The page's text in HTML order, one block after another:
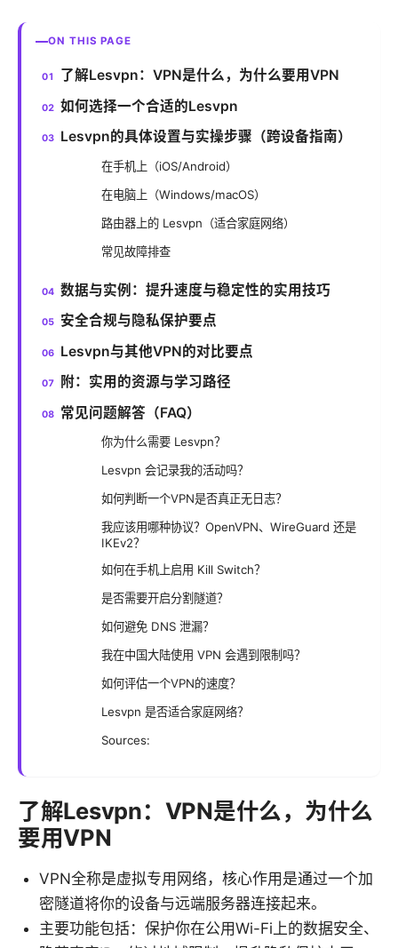
ON THIS PAGE
了解Lesvpn：VPN是什么，为什么要用VPN
如何选择一个合适的Lesvpn
Lesvpn的具体设置与实操步骤（跨设备指南）
在手机上（iOS/Android）
在电脑上（Windows/macOS）
路由器上的 Lesvpn（适合家庭网络）
常见故障排查
数据与实例：提升速度与稳定性的实用技巧
安全合规与隐私保护要点
Lesvpn与其他VPN的对比要点
附：实用的资源与学习路径
常见问题解答（FAQ）
你为什么需要 Lesvpn？
Lesvpn 会记录我的活动吗？
如何判断一个VPN是否真正无日志？
我应该用哪种协议？OpenVPN、WireGuard 还是
IKEv2？
如何在手机上启用 Kill Switch？
是否需要开启分割隧道？
如何避免 DNS 泄漏？
我在中国大陆使用 VPN 会遇到限制吗？
如何评估一个VPN的速度？
Lesvpn 是否适合家庭网络？
Sources:
了解Lesvpn：VPN是什么，为什么
要用VPN
VPN全称是虚拟专用网络，核心作用是通过一个加
密隧道将你的设备与远端服务器连接起来。
主要功能包括：保护你在公用Wi-Fi上的数据安全、